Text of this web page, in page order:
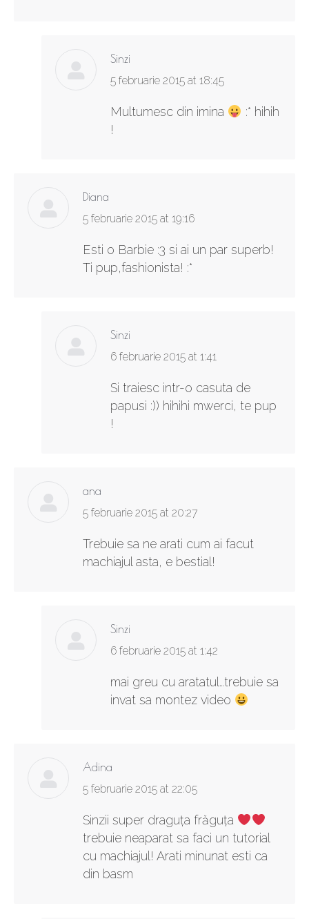
Sinzi
says:
5 februarie 2015 at 18:45
Multumesc din imina
:* hihih
!
Diana
says:
5 februarie 2015 at 19:16
Esti o Barbie :3 si ai un par superb!
Ti pup,fashionista! :*
Sinzi
says:
6 februarie 2015 at 1:41
Si traiesc intr-o casuta de
papusi :)) hihihi mwerci, te pup
!
ana
says:
5 februarie 2015 at 20:27
Trebuie sa ne arati cum ai facut
machiajul asta, e bestial!
Sinzi
says:
6 februarie 2015 at 1:42
mai greu cu aratatul…trebuie sa
invat sa montez video
Adina
says:
5 februarie 2015 at 22:05
Sinzii super draguța frăguța
trebuie neaparat sa faci un tutorial
cu machiajul! Arati minunat esti ca
din basm